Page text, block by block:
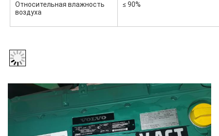
Относительная влажность
воздуха
≤ 90%